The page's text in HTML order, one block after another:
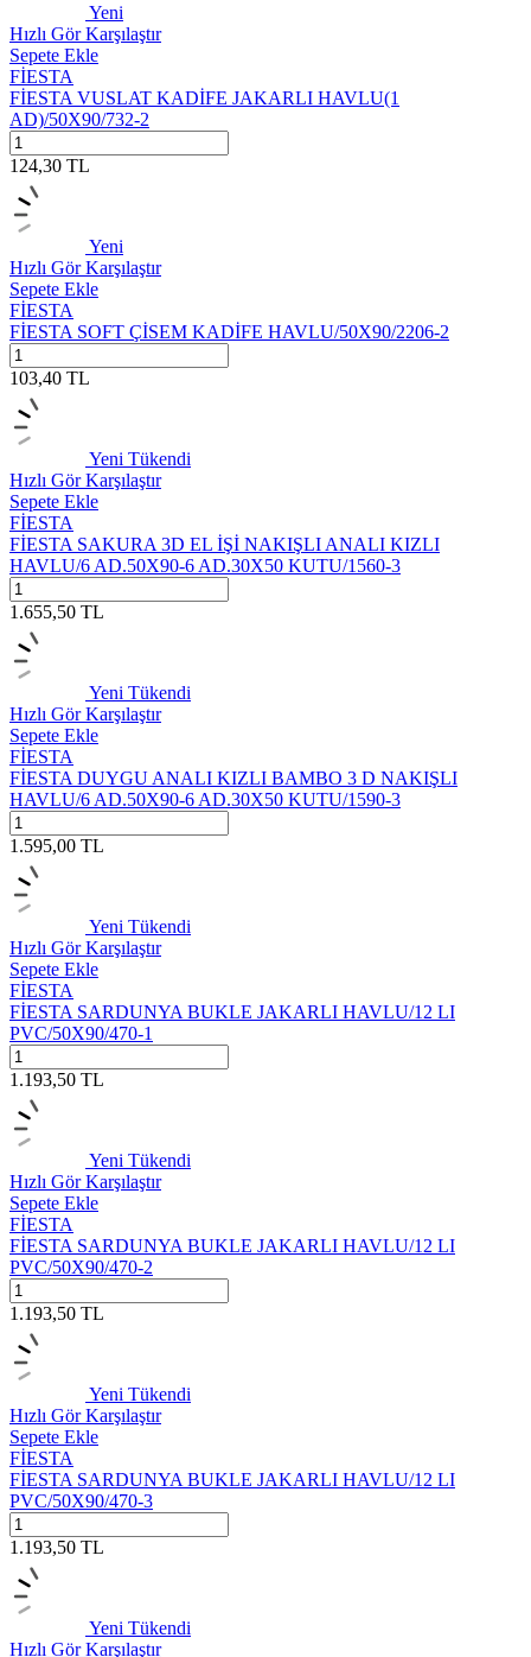
Yeni
Hızlı GörKarşılaştır
Sepete Ekle
FİESTA
FİESTA VUSLAT KADİFE JAKARLI HAVLU(1
AD)/50X90/732-2
124,30 TL
Yeni
Hızlı GörKarşılaştır
Sepete Ekle
FİESTA
FİESTA SOFT ÇİSEM KADİFE HAVLU/50X90/2206-2
103,40 TL
Yeni Tükendi
Hızlı GörKarşılaştır
Sepete Ekle
FİESTA
FİESTA SAKURA 3D EL İŞİ NAKIŞLI ANALI KIZLI
HAVLU/6 AD.50X90-6 AD.30X50 KUTU/1560-3
1.655,50 TL
Yeni Tükendi
Hızlı GörKarşılaştır
Sepete Ekle
FİESTA
FİESTA DUYGU ANALI KIZLI BAMBO 3 D NAKIŞLI
HAVLU/6 AD.50X90-6 AD.30X50 KUTU/1590-3
1.595,00 TL
Yeni Tükendi
Hızlı GörKarşılaştır
Sepete Ekle
FİESTA
FİESTA SARDUNYA BUKLE JAKARLI HAVLU/12 LI
PVC/50X90/470-1
1.193,50 TL
Yeni Tükendi
Hızlı GörKarşılaştır
Sepete Ekle
FİESTA
FİESTA SARDUNYA BUKLE JAKARLI HAVLU/12 LI
PVC/50X90/470-2
1.193,50 TL
Yeni Tükendi
Hızlı GörKarşılaştır
Sepete Ekle
FİESTA
FİESTA SARDUNYA BUKLE JAKARLI HAVLU/12 LI
PVC/50X90/470-3
1.193,50 TL
Yeni Tükendi
Hızlı GörKarşılaştır